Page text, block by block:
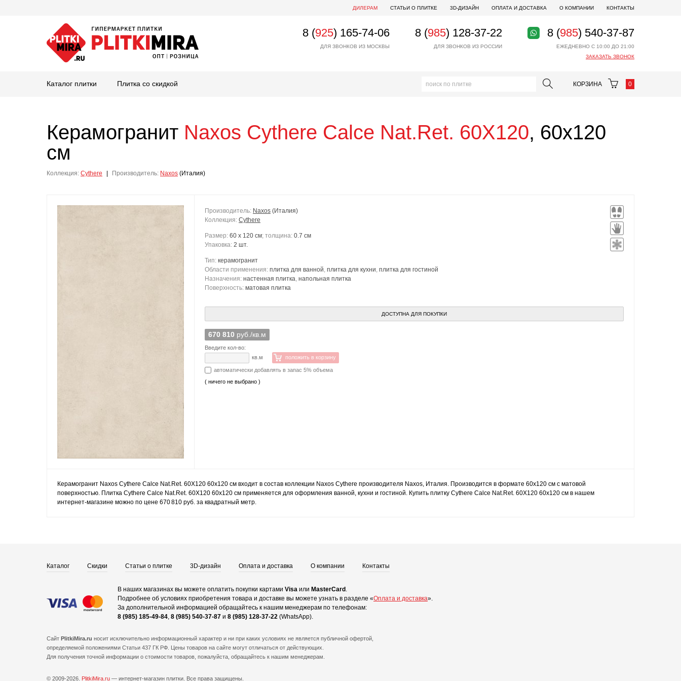
ДИЛЕРАМ СТАТЬИ О ПЛИТКЕ 3D-ДИЗАЙН ОПЛАТА И ДОСТАВКА О КОМПАНИИ КОНТАКТЫ
8 (925) 165-74-06
ДЛЯ ЗВОНКОВ ИЗ МОСКВЫ
8 (985) 128-37-22
ДЛЯ ЗВОНКОВ ИЗ РОССИИ
8 (985) 540-37-87
ЕЖЕДНЕВНО С 10:00 ДО 21:00
ЗАКАЗАТЬ ЗВОНОК
Каталог плитки Плитка со скидкой КОРЗИНА 0
Керамогранит Naxos Cythere Calce Nat.Ret. 60X120, 60x120
см
Коллекция: Cythere Производитель: Naxos (Италия)
Производитель: Naxos (Италия)
Коллекция: Cythere
Размер: 60 x 120 см; толщина: 0.7 см
Упаковка: 2 шт.
Тип: керамогранит
Области применения: плитка для ванной, плитка для кухни, плитка для гостиной
Назначения: настенная плитка, напольная плитка
Поверхность: матовая плитка
ДОСТУПНА ДЛЯ ПОКУПКИ
670 810 руб./кв.м
Введите кол-во:
кв.м
положить в корзину
автоматически добавлять в запас 5% объема
( ничего не выбрано )
Керамогранит Naxos Cythere Calce Nat.Ret. 60X120 60x120 см входит в состав коллекции Naxos Cythere производителя Naxos, Италия. Производится в формате 60x120 см с матовой
поверхностью. Плитка Cythere Calce Nat.Ret. 60X120 60x120 см применяется для оформления ванной, кухни и гостиной. Купить плитку Cythere Calce Nat.Ret. 60X120 60x120 см в нашем
интернет-магазине можно по цене 670 810 руб. за квадратный метр.
Каталог Скидки Статьи о плитке 3D-дизайн Оплата и доставка О компании Контакты
В наших магазинах вы можете оплатить покупки картами Visa или MasterCard .
Подробнее об условиях приобретения товара и доставке вы можете узнать в разделе «Оплата и доставка».
За дополнительной информацией обращайтесь к нашим менеджерам по телефонам:
8 (985) 185-49-84, 8 (985) 540-37-87 и 8 (985) 128-37-22 (WhatsApp).
Сайт PlitkiMira.ru носит исключительно информационный характер и ни при каких условиях не является публичной офертой,
определяемой положениями Статьи 437 ГК РФ. Цены товаров на сайте могут отличаться от действующих.
Для получения точной информации о стоимости товаров, пожалуйста, обращайтесь к нашим менеджерам.
© 2009-2026. PlitkiMira.ru — интернет-магазин плитки. Все права защищены.